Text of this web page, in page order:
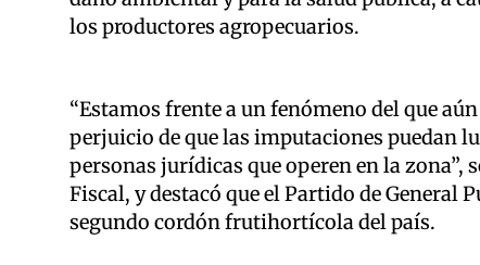
los productores agropecuarios.
“Estamos frente a un fenómeno del que
perjuicio de que las imputaciones puedan
personas jurídicas que operen en la
Fiscal, y destacó que el Partido de General
segundo cordón frutihortícola del país.